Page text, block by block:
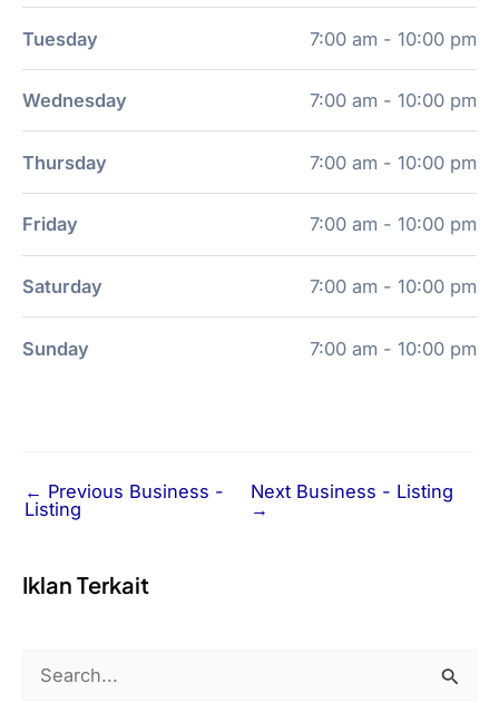
Tuesday 7:00 am - 10:00 pm
Wednesday 7:00 am - 10:00 pm
Thursday 7:00 am - 10:00 pm
Friday 7:00 am - 10:00 pm
Saturday 7:00 am - 10:00 pm
Sunday 7:00 am - 10:00 pm
← Previous Business -
Listing
Next Business - Listing
→
Iklan Terkait